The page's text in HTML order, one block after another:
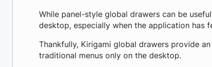
While panel-style global drawers can be
desktop, especially when the application has
Thankfully, Kirigami global drawers provide an
traditional menus only on the desktop.